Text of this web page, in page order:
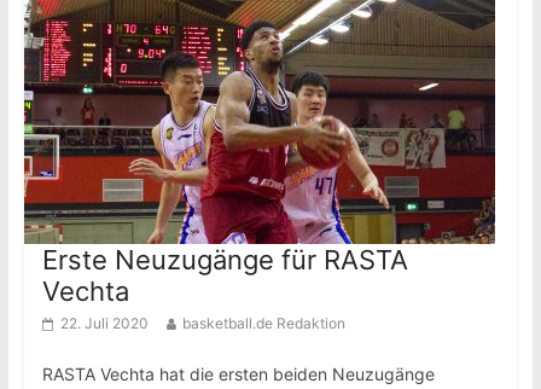
Erste Neuzugänge für RASTA
Vechta
22. Juli 2020 basketball.de Redaktion
RASTA Vechta hat die ersten beiden Neuzugänge